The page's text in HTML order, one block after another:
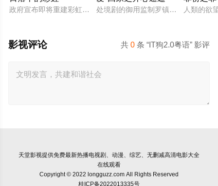
政府宣布即将重建彩虹邨──这条超过60年的名牌屋邨，满载香
处境剧的御用监制罗镇岳开拍的处境
人類的欲
共0 条 “IT狗2.0粤语” 影评
影视评论
天堂影视提供免费最新热播电视剧、动漫、综艺、无删减高清电影大全
在线观看
Copyright © 2022 longguzz.com All Rights Reserved
桂ICP备2022013335号